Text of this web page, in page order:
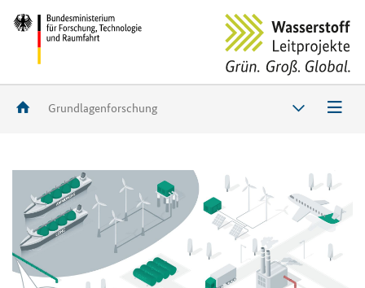
Grundlagenforschung